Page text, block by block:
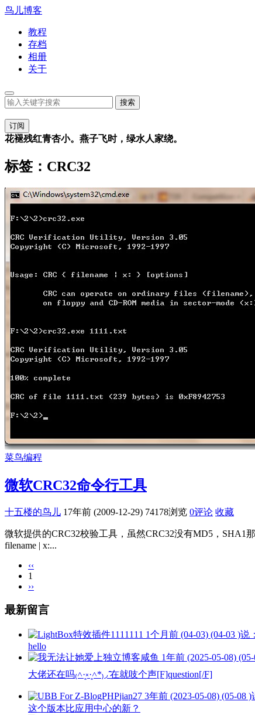
鸟儿博客
教程
存档
相册
关于
订阅
花褪残红青杏小。燕子飞时，绿水人家绕。
标签：CRC32
菜鸟编程
微软CRC32命令行工具
十五楼的鸟儿 17年前 (2009-12-29) 74178浏览 0评论 收藏
微软提供的CRC32校验工具，虽然CRC32没有MD5，SHA1
filename | x:...
‹‹
1
››
最新留言
1111111 1个月前 (04-03) (04-03 )说：
hello
咸鱼 1年前 (2025-05-08) (05-
大佬还在吗₍˄·͈༝·͈˄*₎◞ ̑̑在就吱个声[F]question[/F]
jian27 3年前 (2023-05-08) (05-08 )
这个版本比应用中心的新？